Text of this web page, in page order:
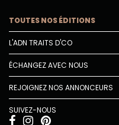
TOUTES NOS ÉDITIONS
L'ADN TRAITS D'CO
ÉCHANGEZ AVEC NOUS
REJOIGNEZ NOS ANNONCEURS
SUIVEZ-NOUS